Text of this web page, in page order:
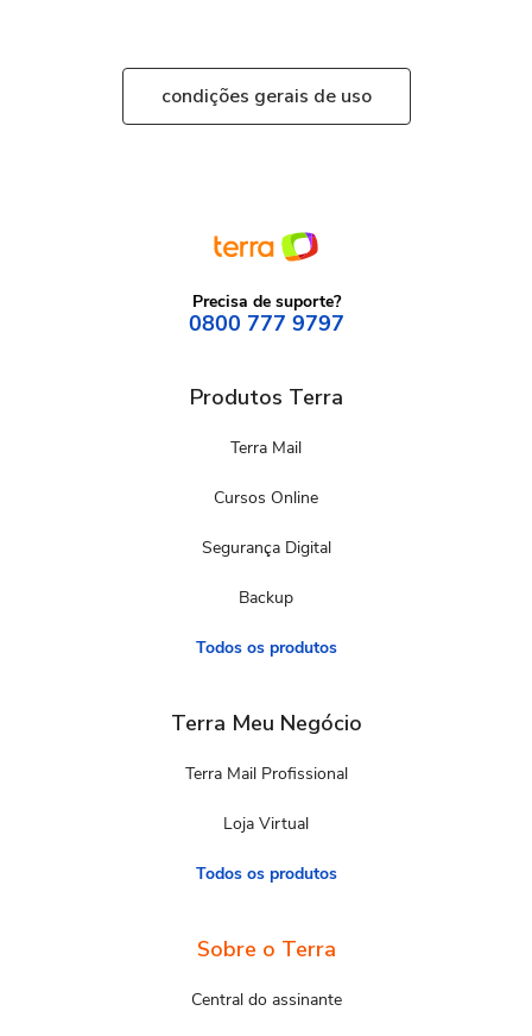
condições gerais de uso
Precisa de suporte?
0800 777 9797
Produtos Terra
Terra Mail
Cursos Online
Segurança Digital
Backup
Todos os produtos
Terra Meu Negócio
Terra Mail Profissional
Loja Virtual
Todos os produtos
Sobre o Terra
Central do assinante